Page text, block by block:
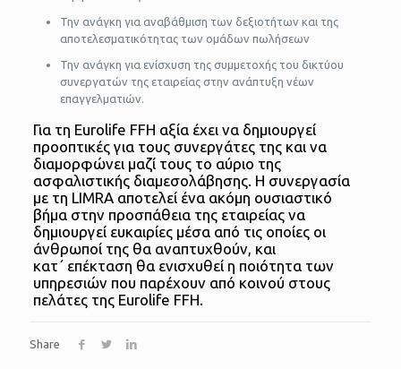
Την ανάγκη για αναβάθμιση των δεξιοτήτων και της
αποτελεσματικότητας των ομάδων πωλήσεων
Την ανάγκη για ενίσχυση της συμμετοχής του δικτύου
συνεργατών της εταιρείας στην ανάπτυξη νέων
επαγγελματιών.
Για τη Eurolife FFH αξία έχει να δημιουργεί
προοπτικές για τους συνεργάτες της και να
διαμορφώνει μαζί τους το αύριο της
ασφαλιστικής διαμεσολάβησης. Η συνεργασία
με τη LIMRA αποτελεί ένα ακόμη ουσιαστικό
βήμα στην προσπάθεια της εταιρείας να
δημιουργεί ευκαιρίες μέσα από τις οποίες οι
άνθρωποί της θα αναπτυχθούν, και
κατ΄ επέκταση θα ενισχυθεί η ποιότητα των
υπηρεσιών που παρέχουν από κοινού στους
πελάτες της Eurolife FFH.
Share